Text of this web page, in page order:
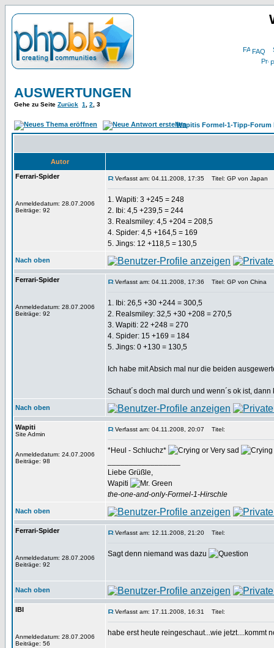
FAQ
AUSWERTUNGEN
Gehe zu Seite Zurück 1 2 3
Wapitis Formel-1-Tipp-Forum
Autor
Ferrari-Spider
Anmeldedatum: 28.07.2006
Beiträge: 92
Verfasst am: 04.11.2008, 17:35 Titel: GP von Japan
1. Wapiti: 3 +245 = 248
2. Ibi: 4,5 +239,5 = 244
3. Realsmiley: 4,5 +204 = 208,5
4. Spider: 4,5 +164,5 = 169
5. Jings: 12 +118,5 = 130,5
Nach oben
Ferrari-Spider
Anmeldedatum: 28.07.2006
Beiträge: 92
Verfasst am: 04.11.2008, 17:36 Titel: GP von China
1. Ibi: 26,5 +30 +244 = 300,5
2. Realsmiley: 32,5 +30 +208 = 270,5
3. Wapiti: 22 +248 = 270
4. Spider: 15 +169 = 184
5. Jings: 0 +130 = 130,5
Ich habe mit Absich mal nur die beiden
Schaut´s doch mal durch und wenn´s ok ist,
Nach oben
Wapiti
Site Admin
Anmeldedatum: 24.07.2006
Beiträge: 98
Verfasst am: 04.11.2008, 20:07 Titel:
*Heul - Schluchz*
Liebe Grüßle,
Wapiti
the-one-and-only-Formel-1-Hirschle
Nach oben
Ferrari-Spider
Anmeldedatum: 28.07.2006
Beiträge: 92
Verfasst am: 12.11.2008, 21:20 Titel:
Sagt denn niemand was dazu
Nach oben
IBI
Anmeldedatum: 28.07.2006
Beiträge: 56
Verfasst am: 17.11.2008, 16:31 Titel:
habe erst heute reingeschaut...wie jetzt....kommt